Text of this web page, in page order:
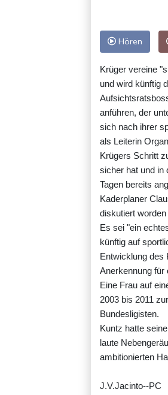
Hören
Krüger vereine
und wird künftig
anführen, der
sich nach ihrer
als Leiterin
Krügers Schritt
sicher hat und in
Tagen bereits
Kaderplaner
diskutiert
Es sei "ein
künftig auf
Entwicklung des
Anerkennung für
Eine Frau auf
2003 bis 2011
Bundesligisten.
Kuntz hatte
laute
ambitionierten
J.V.Jacinto--PC